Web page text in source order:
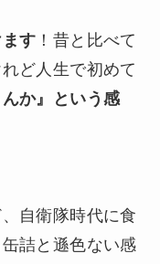
す ！昔と比べて
ど人生で初めて
んか』という感
自衛隊時代に食
詰と遜色ない感